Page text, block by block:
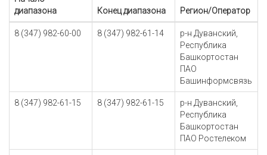
диапазона
Конец диапазона Регион/Оператор
8 (347) 982-60-00 8 (347) 982-61-14
р-н Дуванский,
Республика
Башкортостан
ПАО
Башинформсвязь
8 (347) 982-61-15 8 (347) 982-61-15
р-н Дуванский,
Республика
Башкортостан
ПАО Ростелеком